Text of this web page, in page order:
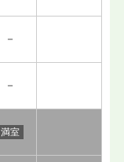
－
－
満室